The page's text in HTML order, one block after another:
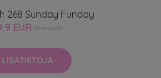
268 Sunday Funday
EUR
LISÄTIETOJA